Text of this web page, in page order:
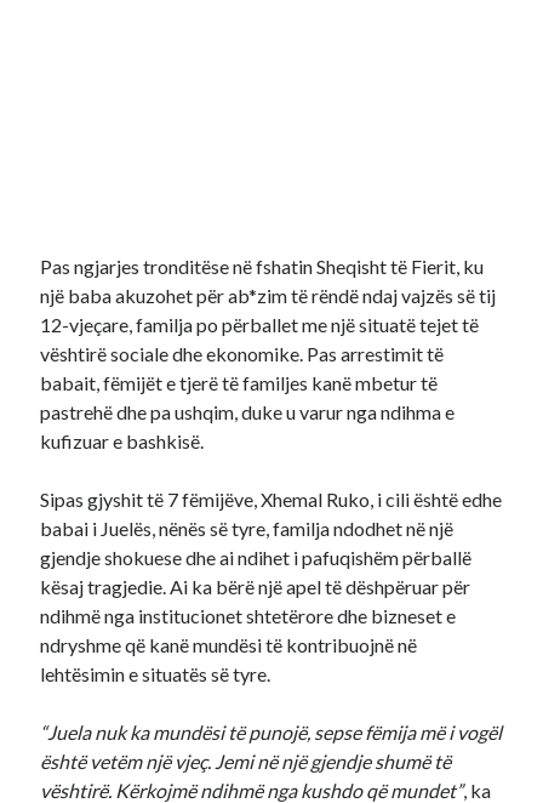
Pas ngjarjes tronditëse në fshatin Sheqisht të Fierit, ku
një baba akuzohet për ab*zim të rëndë ndaj vajzës së tij
12-vjeçare, familja po përballet me një situatë tejet të
vështirë sociale dhe ekonomike. Pas arrestimit të
babait, fëmijët e tjerë të familjes kanë mbetur të
pastrehë dhe pa ushqim, duke u varur nga ndihma e
kufizuar e bashkisë.
Sipas gjyshit të 7 fëmijëve, Xhemal Ruko, i cili është edhe
babai i Juelës, nënës së tyre, familja ndodhet në një
gjendje shokuese dhe ai ndihet i pafuqishëm përballë
kësaj tragjedie. Ai ka bërë një apel të dëshpëruar për
ndihmë nga institucionet shtetërore dhe bizneset e
ndryshme që kanë mundësi të kontribuojnë në
lehtësimin e situatës së tyre.
“Juela nuk ka mundësi të punojë, sepse fëmija më i vogël
është vetëm një vjeç. Jemi në një gjendje shumë të
vështirë. Kërkojmë ndihmë nga kushdo që mundet”, ka